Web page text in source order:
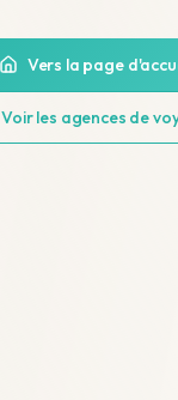
Vers la page
Voir les agences de